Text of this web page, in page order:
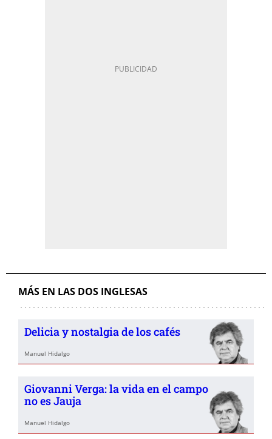
MÁS EN LAS DOS INGLESAS
Delicia y nostalgia de los cafés
Manuel Hidalgo
Giovanni Verga: la vida en el campo
no es Jauja
Manuel Hidalgo